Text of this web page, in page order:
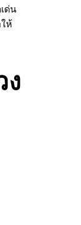
ด่น
ห้
ง